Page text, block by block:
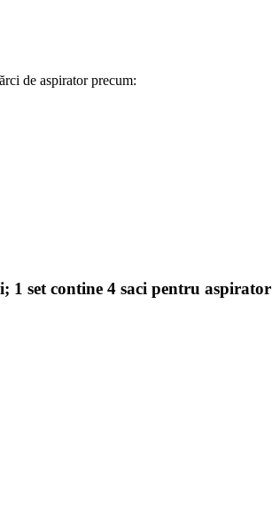
de aspirator precum:
1 set contine 4 saci pentru aspirator